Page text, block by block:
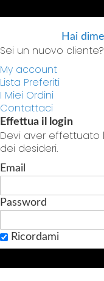
Hai
Sei un nuovo cliente?
My account
Lista Preferiti
I Miei Ordini
Contattaci
Effettua il login
Devi aver effettuato
dei desideri.
Email
Password
Ricordami